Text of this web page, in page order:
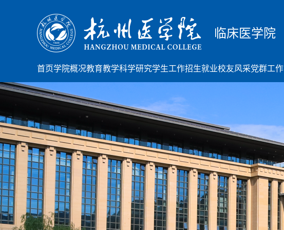
临床医学院
首页学院概况教育教学科学研究学生工作招生就业校友风采党群工作